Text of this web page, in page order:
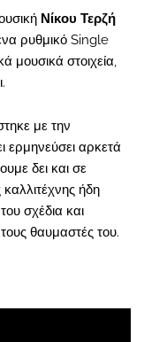
Νίκου Τερζή
ρυθμικό Single
μουσικά στοιχεία,
με την
ερμηνεύσει αρκετά
δει και σε
ήδη
σχέδια και
θαυμαστές του.